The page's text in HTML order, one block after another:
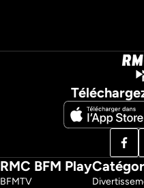
RMC BFM Play
BFMTV